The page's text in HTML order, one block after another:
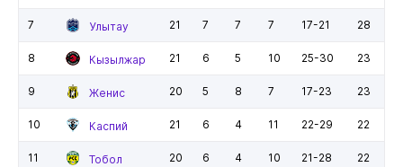
7 Улытау 21 7 7 7 17-21 28
8 Кызылжар 21 6 5 10 25-30 23
9 Женис 20 5 8 7 17-23 23
10 Каспий 21 6 4 11 22-29 22
11 Тобол 20 6 4 10 21-28 22